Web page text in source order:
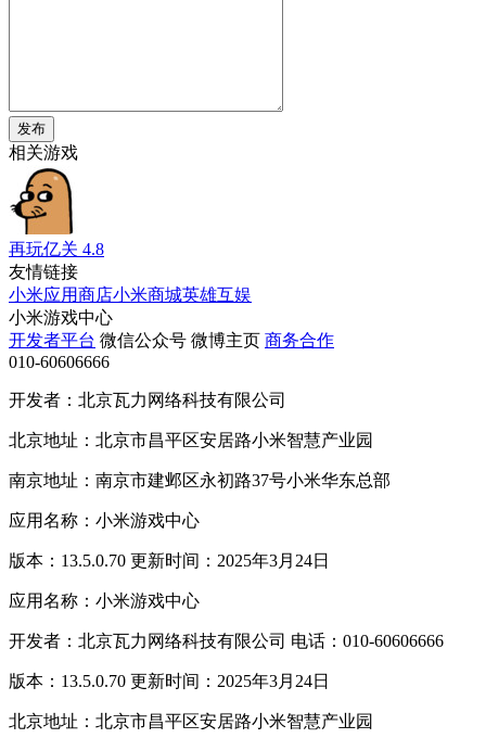
发布
相关游戏
再玩亿关 4.8
友情链接
小米应用商店小米商城英雄互娱
小米游戏中心
开发者平台 微信公众号 微博主页 商务合作
010-60606666
开发者：北京瓦力网络科技有限公司
北京地址：北京市昌平区安居路小米智慧产业园
南京地址：南京市建邺区永初路37号小米华东总部
应用名称：小米游戏中心
版本：13.5.0.70 更新时间：2025年3月24日
应用名称：小米游戏中心
开发者：北京瓦力网络科技有限公司 电话：010-60606666
版本：13.5.0.70 更新时间：2025年3月24日
北京地址：北京市昌平区安居路小米智慧产业园